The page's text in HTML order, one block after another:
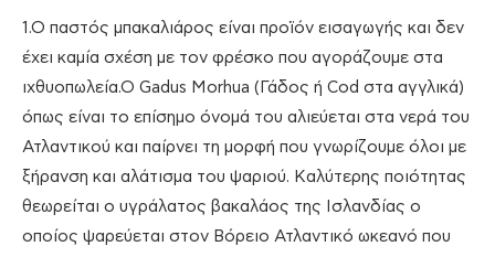
1.Ο παστός μπακαλιάρος είναι προϊόν εισαγωγής και δεν
έχει καμία σχέση με τον φρέσκο που αγοράζουμε στα
ιχθυοπωλεία.Ο Gadus Morhua (Γάδος ή Cod στα αγγλικά)
όπως είναι το επίσημο όνομά του αλιεύεται στα νερά του
Ατλαντικού και παίρνει τη μορφή που γνωρίζουμε όλοι με
ξήρανση και αλάτισμα του ψαριού. Καλύτερης ποιότητας
θεωρείται ο υγράλατος βακαλάος της Ισλανδίας ο
οποίος ψαρεύεται στον Βόρειο Ατλαντικό ωκεανό που